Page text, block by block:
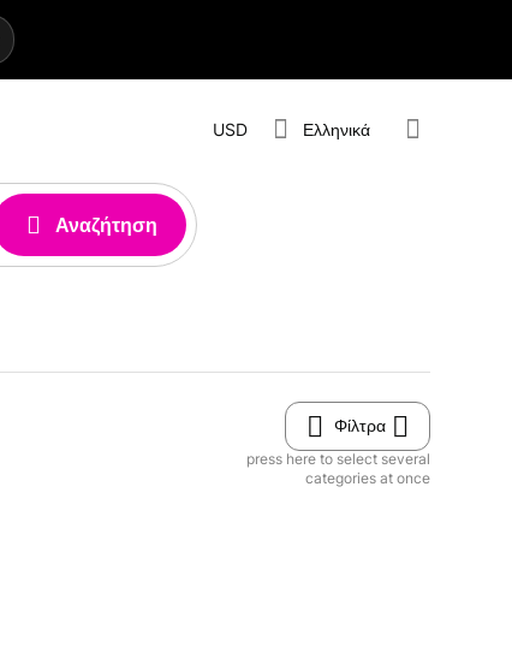
USD Ελληνικά
Αναζήτηση
Φίλτρα
press here to select several
categories at once